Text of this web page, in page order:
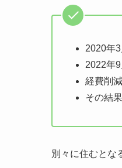
2020年
2022年
経費削
その結
別々に住むとな